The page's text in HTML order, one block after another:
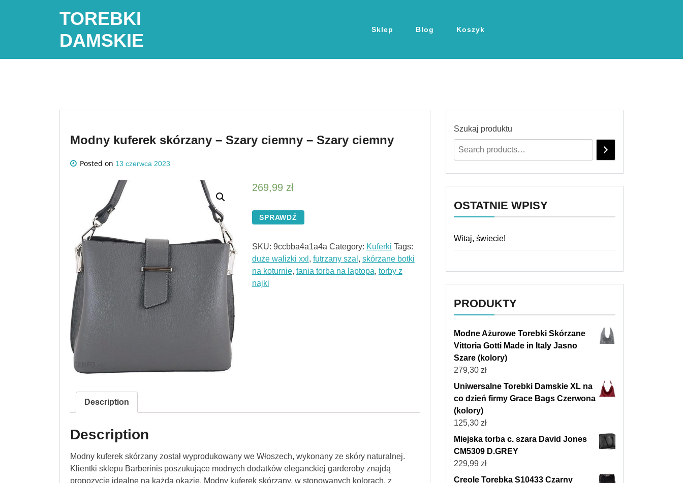
TOREBKI
DAMSKIE
Sklep Blog Koszyk
Modny kuferek skórzany – Szary ciemny – Szary ciemny
Posted on 13 czerwca 2023
269,99 zł
SPRAWDŹ
SKU: 9ccbba4a1a4a Category: Kuferki Tags:
duże walizki xxl , futrzany szal , skórzane botki
na koturnie, tania torba na laptopa, torby z
najki
Description
Description
Modny kuferek skórzany został wyprodukowany we Włoszech, wykonany ze skóry naturalnej.
Klientki sklepu Barberinis poszukujące modnych dodatków eleganckiej garderoby znajdą
propozycje idealne na każdą okazję. Modny kuferek skórzany, w stonowanych kolorach, z
Szukaj produktu
OSTATNIE WPISY
Witaj, świecie!
PRODUKTY
Modne Ażurowe Torebki Skórzane
Vittoria Gotti Made in Italy Jasno
Szare (kolory)
279,30 zł
Uniwersalne Torebki Damskie XL na
co dzień firmy Grace Bags Czerwona
(kolory)
125,30 zł
Miejska torba c. szara David Jones
CM5309 D.GREY
229,99 zł
Creole Torebka S10433 Czarny